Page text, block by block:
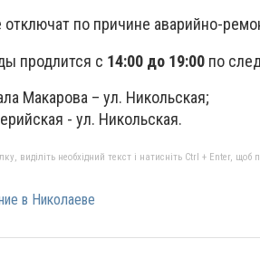
по причине аварийно-
продлится с 14:00 до 19:00 по
Макарова – ул. Никольская;
- ул. Никольская.
виділіть необхідний текст і натисніть Ctrl + Enter, щоб
в Николаеве